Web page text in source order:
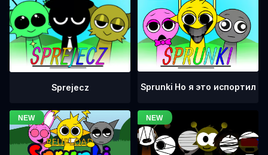
Sprejecz Sprunki Но я это испортил